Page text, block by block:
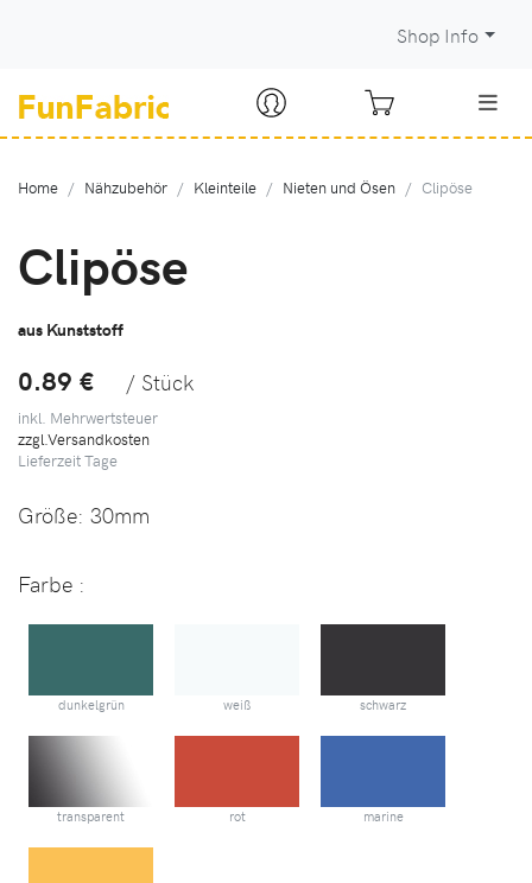
Shop Info
Home Nähzubehör Kleinteile Nieten und Ösen Clipöse
Clipöse
aus Kunststoff
0.89 € / Stück
inkl. Mehrwertsteuer
zzgl.Versandkosten
LieferzeitTage
Größe: 30mm
Farbe :
dunkelgrün weiß schwarz
transparent rot marine